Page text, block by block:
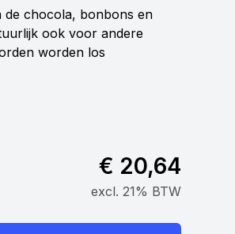
de chocola, bonbons en
ook voor andere
worden los
€ 20,64
excl. 21% BTW